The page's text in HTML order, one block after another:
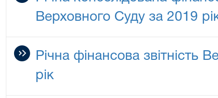
Верховного Суду за 2019
Річна фінансова звітність
рік